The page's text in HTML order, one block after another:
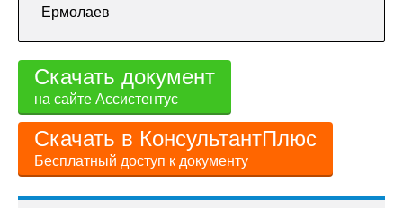
Ермолаев
Скачать документ
на сайте Ассистентус
Скачать в КонсультантПлюс
Бесплатный доступ к документу